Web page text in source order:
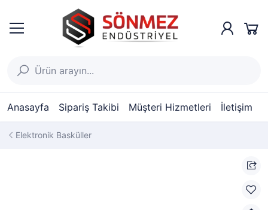
Anasayfa Sipariş Takibi Müşteri Hizmetleri İletişim
Elektronik Basküller